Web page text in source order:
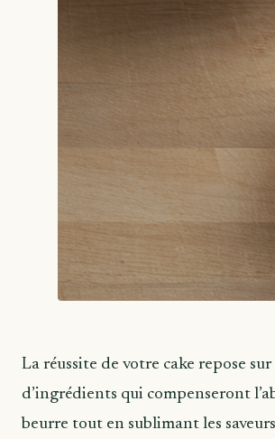
La réussite de votre cake repose
d’ingrédients qui compenseront
beurre tout en sublimant les